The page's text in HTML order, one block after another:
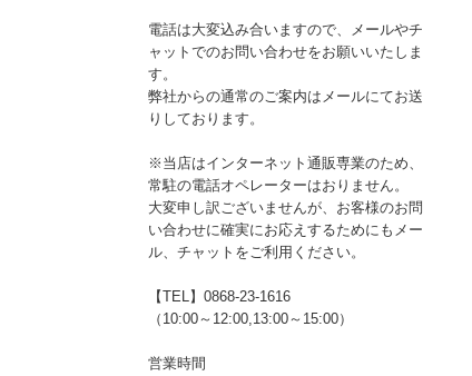
電話は大変込み合いますので、メールやチ
ャットでのお問い合わせをお願いいたしま
す。
弊社からの通常のご案内はメールにてお送
りしております。
※当店はインターネット通販専業のため、
常駐の電話オペレーターはおりません。
大変申し訳ございませんが、お客様のお問
い合わせに確実にお応えするためにもメー
ル、チャットをご利用ください。
【TEL】0868-23-1616
（10:00～12:00,13:00～15:00）
営業時間